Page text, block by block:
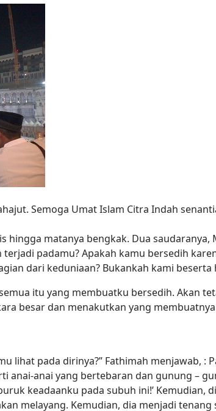
Semoga Umat Islam Citra Indah
hingga matanya bengkak. Dua
terjadi padamu? Apakah kamu bersedih
dari keduniaan? Bukankah kami
itu yang membuatku bersedih. Akan
besar dan menakutkan yang
lihat pada dirinya?” Fathimah menjawab, :
anai-anai yang bertebaran dan gunung –
keadaanku pada subuh ini!’
melayang. Kemudian, dia menjadi